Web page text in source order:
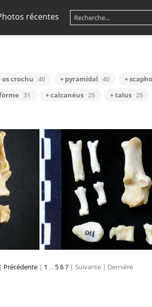
récentes
os crochu 40 + pyramidal 40 +
31 + calcanéus 25 + talus 25
| Précédente | 1 ... 567 | Suivante | Dernière